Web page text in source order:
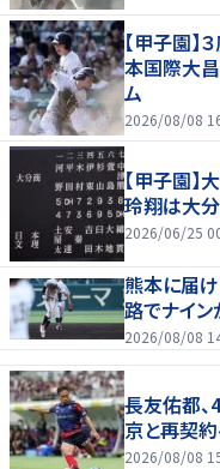
【甲子園
本国際大
ム
2026/08/08
【甲子園
玲翔は大
2026/06/25
熊本に届
路でナイン
2026/08/08
長友佑都
京と再契
2026/08/08